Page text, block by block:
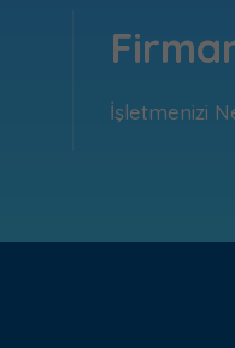
İşletmenizi